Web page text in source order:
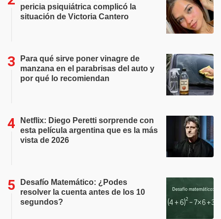
pericia psiquiátrica complicó la
situación de Victoria Cantero
Para qué sirve poner vinagre de
manzana en el parabrisas del auto y
por qué lo recomiendan
Netflix: Diego Peretti sorprende con
esta película argentina que es la más
vista de 2026
Desafío Matemático: ¿Podes
resolver la cuenta antes de los 10
segundos?